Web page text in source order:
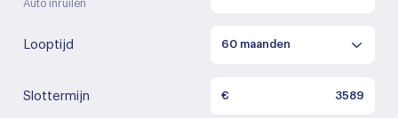
Auto inruilen
Looptijd
Slottermijn €